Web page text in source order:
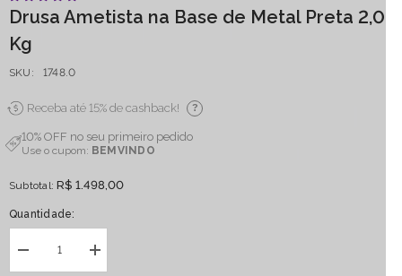
Drusa Ametista na Base de Metal Preta 2,0
Kg
SKU: 1748.0
Receba até 15% de cashback! ?
10% OFF no seu primeiro pedido
Use o cupom: BEMVINDO
Subtotal: R$ 1.498,00
Quantidade:
Diminuir
quantidade
Aumentar
quantidade